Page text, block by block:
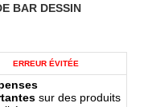
BAR DESSIN
ERREUR ÉVITÉE
sur des produits